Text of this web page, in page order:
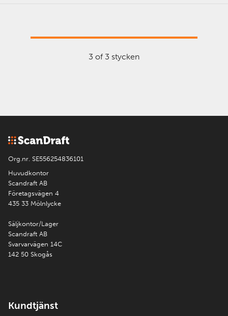
3 of 3 stycken
Org.nr. SE556254836101
Huvudkontor
Scandraft AB
Företagsvägen 4
435 33 Mölnlycke
Säljkontor/Lager
Scandraft AB
Svarvarvägen 14C
142 50 Skogås
Kundtjänst